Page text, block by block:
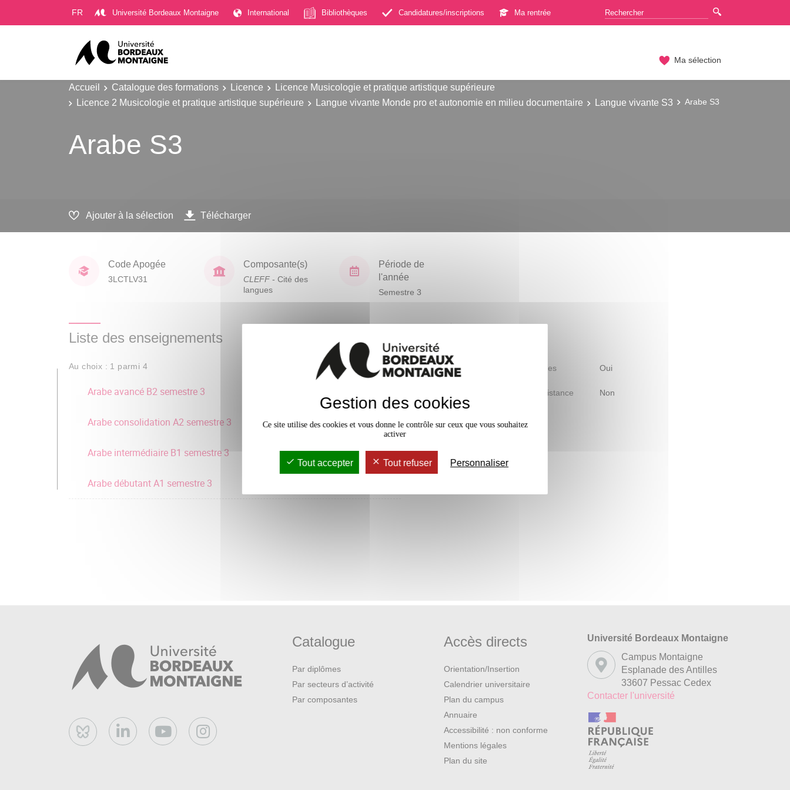
FR Université Bordeaux Montaigne International Bibliothèques Candidatures/inscriptions Ma rentrée
Ma sélection
Accueil Catalogue des formations Licence
Licence Musicologie et pratique artistique supérieure
Licence 2 Musicologie et pratique artistique supérieure
Langue vivante Monde pro et autonomie en milieu documentaire Langue vivante S3 Arabe S3
Arabe S3
Ajouter à la sélection Télécharger
Code Apogée
3LCTLV31
Composante(s)
CLEFF - Cité des
langues
Période de
l'année
Semestre 3
Liste des enseignements
Au choix : 1 parmi 4
Arabe avancé B2 semestre 3
Arabe consolidation A2 semestre 3
Arabe intermédiaire B1 semestre 3
Arabe débutant A1 semestre 3
Mobilité d'études Oui
Accessible à distance Non
Bluesky
Catalogue
Par diplômes
Par secteurs d’activité
Par composantes
Accès directs
Orientation/Insertion
Calendrier universitaire
Plan du campus
Annuaire
Accessibilité : non conforme
Mentions légales
Plan du site
Université Bordeaux Montaigne
Campus Montaigne
Esplanade des Antilles
33607 Pessac Cedex
Contacter l'université
Gestion des cookies
Ce site utilise des cookies et vous donne le contrôle sur ceux que vous souhaitez
activer
Tout accepter Tout refuser Personnaliser